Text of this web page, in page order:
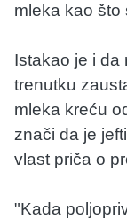
mleka kao što
Istakao je i da
trenutku
mleka kreću
znači da je
vlast priča o
"Kada